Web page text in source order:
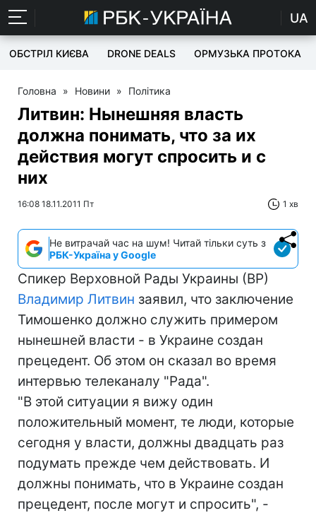
UA
ОБСТРІЛ КИЄВА DRONE DEALS ОРМУЗЬКА ПРОТОКА
Головна » Новини » Політика
Литвин: Нынешняя власть
должна понимать, что за их
действия могут спросить и с
них
16:08 18.11.2011 Пт 1 хв
Не витрачай час на шум! Читай тільки суть з
РБК-Україна у Google
Спикер Верховной Рады Украины (ВР)
Владимир Литвин заявил, что заключение
Тимошенко должно служить примером
нынешней власти - в Украине создан
прецедент. Об этом он сказал во время
интервью телеканалу "Рада".
"В этой ситуации я вижу один
положительный момент, те люди, которые
сегодня у власти, должны двадцать раз
подумать прежде чем действовать. И
должны понимать, что в Украине создан
прецедент, после могут и спросить", -